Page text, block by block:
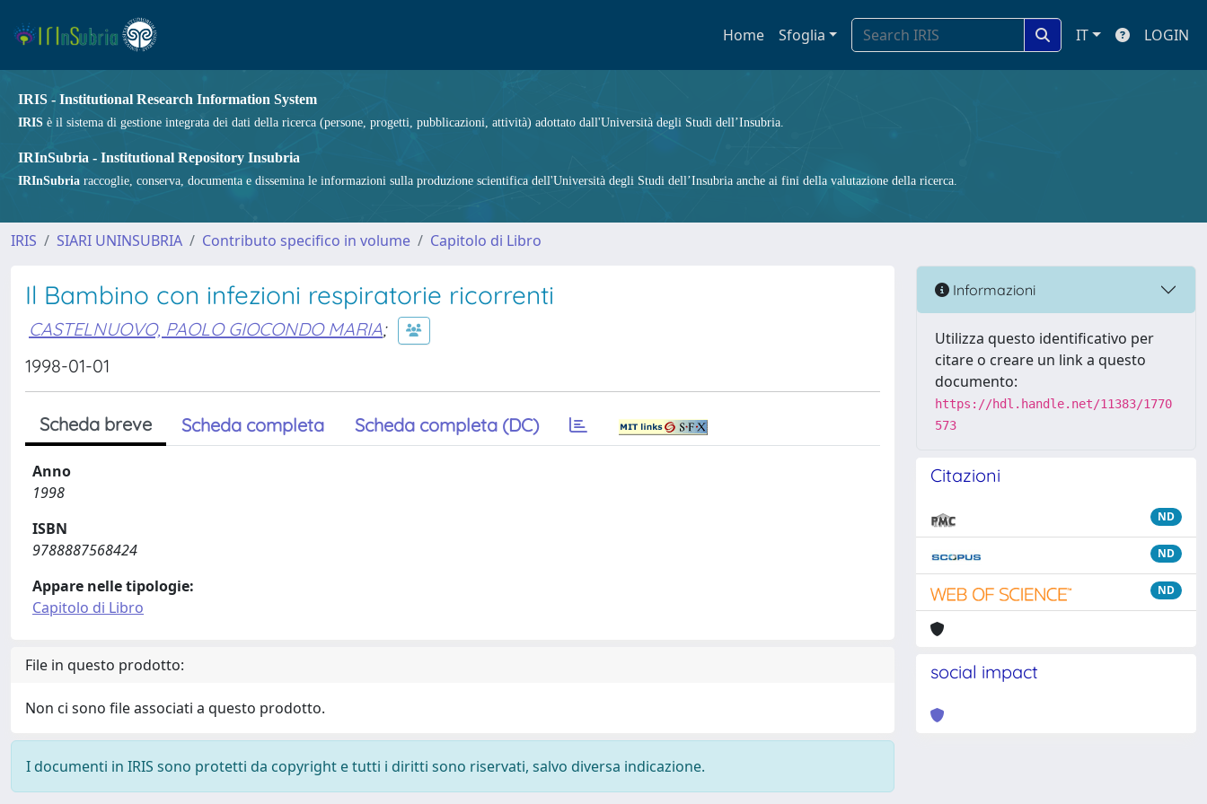
Home Sfoglia IT LOGIN
IRIS - Institutional Research Information System
IRIS è il sistema di gestione integrata dei dati della ricerca (persone, progetti, pubblicazioni, attività) adottato dall'Università degli Studi dell’Insubria.
IRInSubria - Institutional Repository Insubria
IRInSubria raccoglie, conserva, documenta e dissemina le informazioni sulla produzione scientifica dell'Università degli Studi dell’Insubria anche ai fini della valutazione della ricerca.
IRIS SIARI UNINSUBRIA Contributo specifico in volume Capitolo di Libro
Il Bambino con infezioni respiratorie ricorrenti
CASTELNUOVO, PAOLO GIOCONDO MARIA;
1998-01-01
Scheda breve Scheda completa Scheda completa (DC)
Anno
1998
ISBN
9788887568424
Appare nelle tipologie:
Capitolo di Libro
File in questo prodotto:
Non ci sono file associati a questo prodotto.
I documenti in IRIS sono protetti da copyright e tutti i diritti sono riservati, salvo diversa indicazione.
Informazioni
Utilizza questo identificativo per
citare o creare un link a questo
documento:
https://hdl.handle.net/11383/1770
573
Citazioni
ND
ND
ND
social impact